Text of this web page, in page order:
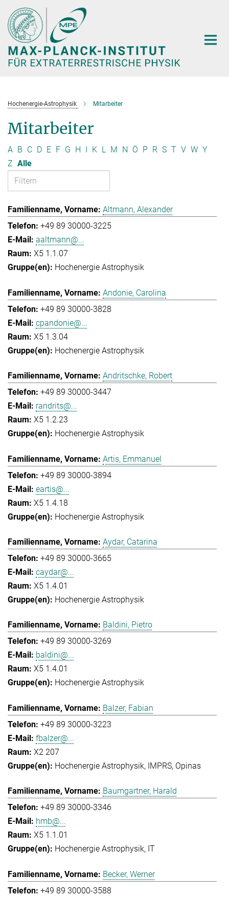
Hauptinhalt
Hochenergie-Astrophysik Mitarbeiter
Mitarbeiter
A B C D E F G H I K L M N Ö P R S T V W Y
Z Alle
Altmann, Alexander
+49 89 30000-3225
aaltmann@...
X5 1.1.07
Hochenergie Astrophysik
Andonie, Carolina
+49 89 30000-3828
cpandonie@...
X5 1.3.04
Hochenergie Astrophysik
Andritschke, Robert
+49 89 30000-3447
randrits@...
X5 1.2.23
Hochenergie Astrophysik
Artis, Emmanuel
+49 89 30000-3894
eartis@...
X5 1.4.18
Hochenergie Astrophysik
Aydar, Catarina
+49 89 30000-3665
caydar@...
X5 1.4.01
Hochenergie Astrophysik
Baldini, Pietro
+49 89 30000-3269
baldini@...
X5 1.4.01
Hochenergie Astrophysik
Balzer, Fabian
+49 89 30000-3223
fbalzer@...
X2 207
Hochenergie Astrophysik IMPRS Opinas
Baumgartner, Harald
+49 89 30000-3346
hmb@...
X5 1.1.01
Hochenergie Astrophysik IT
Becker, Werner
+49 89 30000-3588